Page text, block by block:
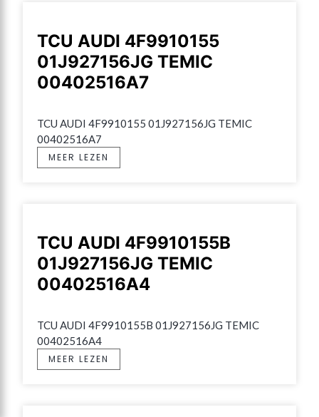
TCU AUDI 4F9910155
01J927156JG TEMIC
00402516A7
TCU AUDI 4F9910155 01J927156JG TEMIC
00402516A7
MEER LEZEN
TCU AUDI 4F9910155B
01J927156JG TEMIC
00402516A4
TCU AUDI 4F9910155B 01J927156JG TEMIC
00402516A4
MEER LEZEN